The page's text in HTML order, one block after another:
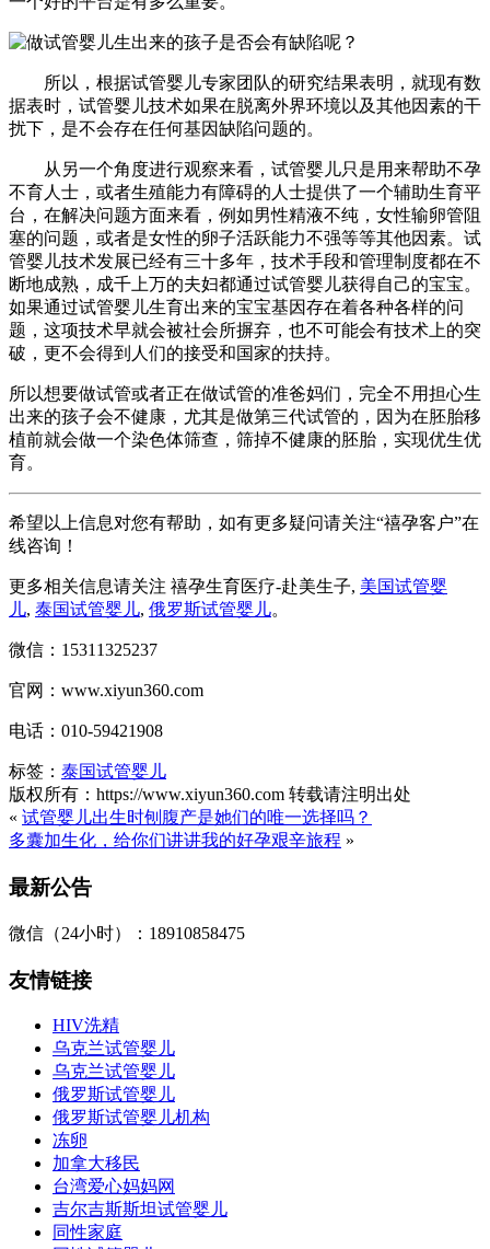
所以，根据试管婴儿专家团队的研究结果表明，就现有数
据表时，试管婴儿技术如果在脱离外界环境以及其他因素的干
扰下，是不会存在任何基因缺陷问题的。
从另一个角度进行观察来看，试管婴儿只是用来帮助不孕
不育人士，或者生殖能力有障碍的人士提供了一个辅助生育平
台，在解决问题方面来看，例如男性精液不纯，女性输卵管阻
塞的问题，或者是女性的卵子活跃能力不强等等其他因素。试
管婴儿技术发展已经有三十多年，技术手段和管理制度都在不
断地成熟，成千上万的夫妇都通过试管婴儿获得自己的宝宝。
如果通过试管婴儿生育出来的宝宝基因存在着各种各样的问
题，这项技术早就会被社会所摒弃，也不可能会有技术上的突
破，更不会得到人们的接受和国家的扶持。
所以想要做试管或者正在做试管的准爸妈们，完全不用担心生
出来的孩子会不健康，尤其是做第三代试管的，因为在胚胎移
植前就会做一个染色体筛查，筛掉不健康的胚胎，实现优生优
育。
希望以上信息对您有帮助，如有更多疑问请关注“禧孕客户”在
线咨询！
更多相关信息请关注 禧孕生育医疗-赴美生子, 美国试管婴
儿, 泰国试管婴儿, 俄罗斯试管婴儿。
微信：15311325237
官网：www.xiyun360.com
电话：010-59421908
标签： 泰国试管婴儿
版权所有：https://www.xiyun360.com 转载请注明出处
« 试管婴儿出生时刨腹产是她们的唯一选择吗？
多囊加生化，给你们讲讲我的好孕艰辛旅程 »
最新公告
微信（24小时）：18910858475
友情链接
HIV洗精
乌克兰试管婴儿
乌克兰试管婴儿
俄罗斯试管婴儿
俄罗斯试管婴儿机构
冻卵
加拿大移民
台湾爱心妈妈网
吉尔吉斯斯坦试管婴儿
同性家庭